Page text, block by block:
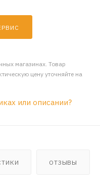
магазинах. Товар
цену уточняйте на
или описании?
ОТЗЫВЫ